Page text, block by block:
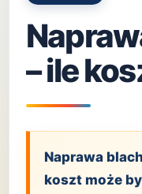
– ile
Naprawa
koszt może